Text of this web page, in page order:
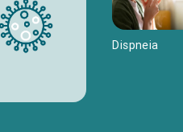
Dispneia